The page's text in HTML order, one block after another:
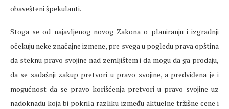
obavešteni špekulanti.
Stoga se od najavljenog novog Zakona o planiranju i izgradnji
očekuju neke značajne izmene, pre svega u pogledu prava opština
da steknu pravo svojine nad zemljištem i da mogu da ga prodaju,
da se sadašnji zakup pretvori u pravo svojine, a predviđena je i
mogućnost da se pravo korišćenja pretvori u pravo svojine uz
nadoknadu koja bi pokrila razliku između aktuelne tržišne cene i